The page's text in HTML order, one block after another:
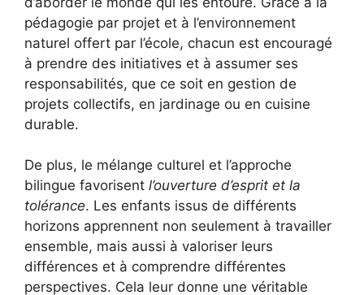
pédagogie par projet et à l’environnement
naturel offert par l’école, chacun est encouragé
à prendre des initiatives et à assumer ses
responsabilités, que ce soit en gestion de
projets collectifs, en jardinage ou en cuisine
durable.
De plus, le mélange culturel et l’approche
bilingue favorisent l’ouverture d’esprit et la
tolérance. Les enfants issus de différents
horizons apprennent non seulement à travailler
ensemble, mais aussi à valoriser leurs
différences et à comprendre différentes
perspectives. Cela leur donne une véritable